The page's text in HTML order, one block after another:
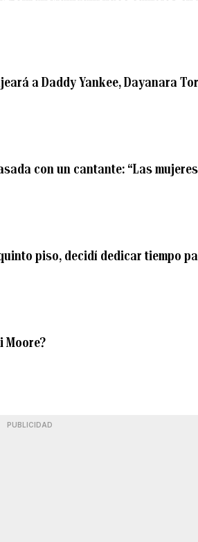
a Daddy Yankee, Dayanara
con un cantante: “Las
piso, decidí dedicar tiempo
Moore?
PUBLICIDAD